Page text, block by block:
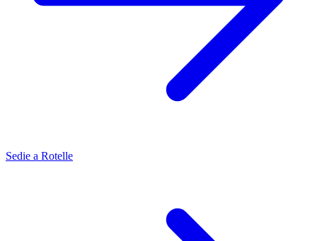
Sedie a Rotelle